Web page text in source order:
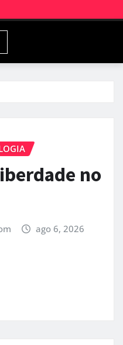
no
ago 6, 2026